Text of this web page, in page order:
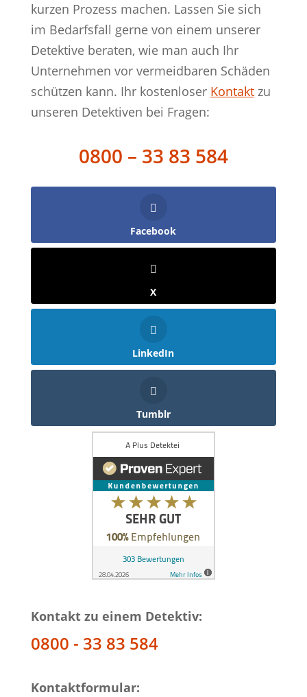
kurzen Prozess machen. Lassen Sie sich
im Bedarfsfall gerne von einem unserer
Detektive beraten, wie man auch Ihr
Unternehmen vor vermeidbaren Schäden
schützen kann. Ihr kostenloser Kontaktzu
unseren Detektiven bei Fragen:
0800 – 33 83 584
Facebook
X
LinkedIn
Tumblr
Kontakt zu einem Detektiv:
0800 - 33 83 584
Kontaktformular: